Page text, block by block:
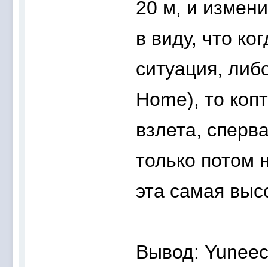
20 м, и
в виду, что
ситуация,
Home), то
взлета,
только потом
эта самая
Вывод: